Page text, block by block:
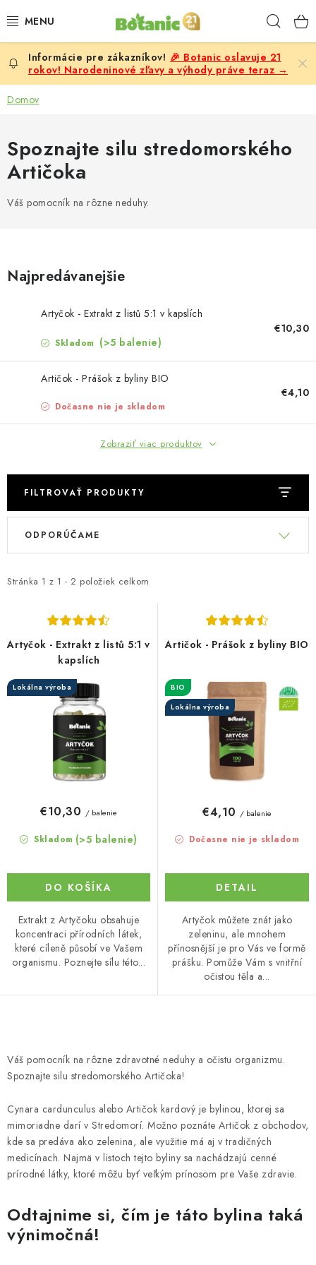
na
PREMIUM
DOPLNKY STRAVY
POTRAVINY A NÁPOJE
ZĽAVY, AKCIE
ŽENY
Kontakty
🎉 Botanic oslavuje 21
rokov! Narodeninové zľavy a výhody práve teraz →
Domov
Spoznajte silu stredomorského
Artičoka
Váš pomocník na rôzne neduhy.
Najpredávanejšie
Artyčok - Extrakt z listů 5:1 v kapslích
Skladom (>5 balenie)
€10,30
Artičok - Prášok z byliny BIO
Dočasne nie je skladom
€4,10
Zobraziť viac produktov
FILTROVAŤ PRODUKTY
V
i
r
d
u
Stránka 1 z 1 - 2 položiek celkom
R
e
e
r
o
ODPORÚČAME
Artyčok - Extrakt z listů 5:1 v
kapslích
Lokálna výroba
Skladom (>5 balenie)
€10,30 / balenie
DO KOŠÍKA
Extrakt z Artyčoku obsahuje
koncentraci přírodních látek,
které cíleně působí ve Vašem
organismu. Poznejte sílu této...
Artičok - Prášok z byliny BIO
BIO
Lokálna výroba
Dočasne nie je skladom
€4,10 / balenie
DETAIL
Artyčok můžete znát jako
zeleninu, ale mnohem
přínosnější je pro Vás ve formě
prášku. Pomůže Vám s vnitřní
očistou těla a...
v
l
d
a
c
i
e
r
v
Váš pomocník na rôzne zdravotné neduhy a očistu organizmu.
Spoznajte silu stredomorského Artičoka!
Cynara cardunculus alebo Artičok kardový je bylinou, ktorej sa
mimoriadne darí v Stredomorí. Možno poznáte Artičok z obchodov,
kde sa predáva ako zelenina, ale využitie má aj v tradičných
medicínach. Najmä v listoch tejto byliny sa nachádzajú cenné
prírodné látky, ktoré môžu byť veľkým prínosom pre Vaše zdravie.
Odtajnime si, čím je táto bylina taká
výnimočná!